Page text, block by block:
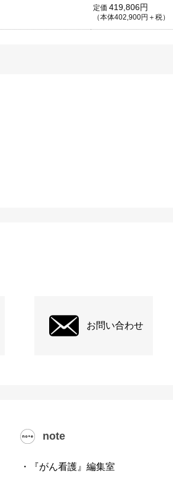
定価 419,806円
（本体402,900円＋税）
お問い合わせ
note
・『がん看護』編集室